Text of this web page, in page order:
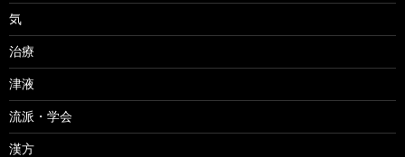
気
治療
津液
流派・学会
漢方